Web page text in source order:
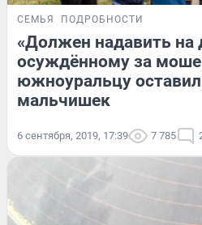
СЕМЬЯ ПОДРОБНОСТИ
«Должен надавить на
осуждённому за
южноуральцу
мальчишек
6 сентября, 2019, 17:39 7 785